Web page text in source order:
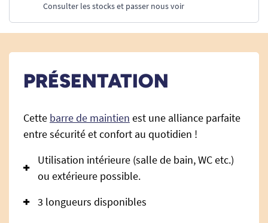
Consulter les stocks et passer nous voir
PRÉSENTATION
Cette barre de maintien est une alliance parfaite
entre sécurité et confort au quotidien !
Utilisation intérieure (salle de bain, WC etc.)
ou extérieure possible.
3 longueurs disponibles